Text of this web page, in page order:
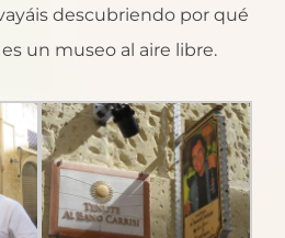
descubriendo por qué
un museo al aire libre.